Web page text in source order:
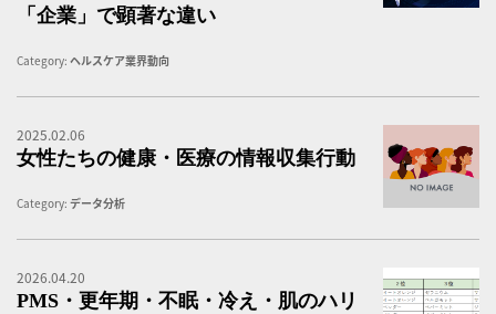
「企業」で顕著な違い
Category: ヘルスケア業界動向
2025.02.06
女性たちの健康・医療の情報収集行動
Category: データ分析
2026.04.20
PMS・更年期・不眠・冷え・肌のハリ